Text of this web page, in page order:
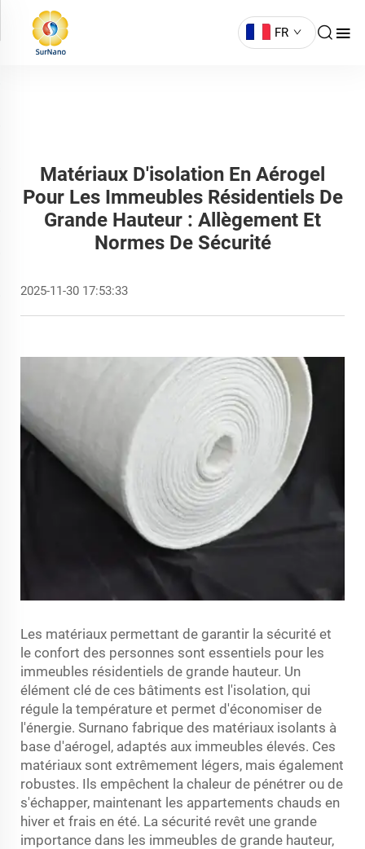
FR
Matériaux D'isolation En Aérogel
Pour Les Immeubles Résidentiels De
Grande Hauteur : Allègement Et
Normes De Sécurité
2025-11-30 17:53:33
Les matériaux permettant de garantir la sécurité et
le confort des personnes sont essentiels pour les
immeubles résidentiels de grande hauteur. Un
élément clé de ces bâtiments est l'isolation, qui
régule la température et permet d'économiser de
l'énergie. Surnano fabrique des matériaux isolants à
base d'aérogel, adaptés aux immeubles élevés. Ces
matériaux sont extrêmement légers, mais également
robustes. Ils empêchent la chaleur de pénétrer ou de
s'échapper, maintenant les appartements chauds en
hiver et frais en été. La sécurité revêt une grande
importance dans les immeubles de grande hauteur,